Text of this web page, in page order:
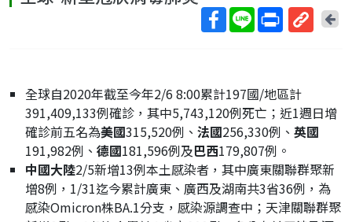
網
址
回
全球自2020年截至今年2/6 8:00累計197國/地區計
391,409,133例確診，其中5,743,120例死亡；近1週日增
確診前五名為美國315,520例、 法國256,330例、 英國
191,982例、 德國181,596例及巴西179,807例。
中國大陸2/5新增13例本土感染者，其中廣東關聯群聚新
增8例，1/31迄今累計廣東、廣西及湖南共3省36例，為
感染Omicron株BA.1分支，感染源調查中；天津關聯群聚